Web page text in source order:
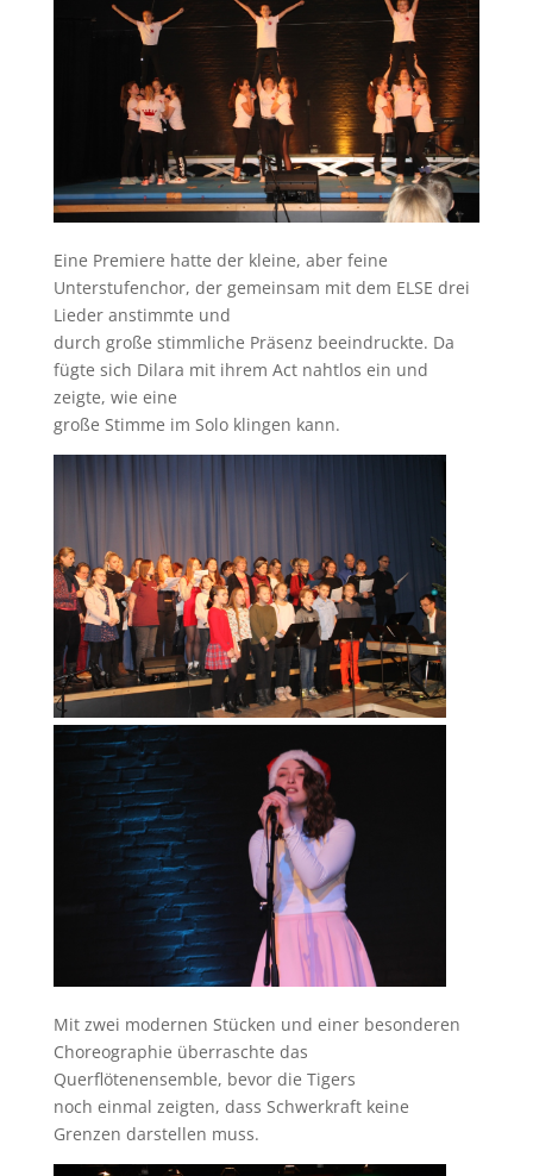
Eine Premiere hatte der kleine, aber feine
Unterstufenchor, der gemeinsam mit dem ELSE drei
Lieder anstimmte und
durch große stimmliche Präsenz beeindruckte. Da
fügte sich Dilara mit ihrem Act nahtlos ein und
zeigte, wie eine
große Stimme im Solo klingen kann.
Mit zwei modernen Stücken und einer besonderen
Choreographie überraschte das
Querflötenensemble, bevor die Tigers
noch einmal zeigten, dass Schwerkraft keine
Grenzen darstellen muss.